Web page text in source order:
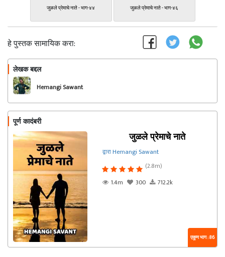
जुळले प्रेमाचे नाते - भाग-४४ जुळले प्रेमाचे नाते - भाग-४६
हे पुस्तक सामायिक करा:
लेखक बद्दल
Hemangi Sawant
पूर्ण कादंबरी
जुळले प्रेमाचे नाते
द्वारा Hemangi Sawant
(2.8m)
1.4m
300 712.2k
एकूण भाग : 86